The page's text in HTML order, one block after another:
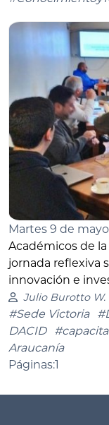
Martes 9 de
Académicos de
jornada reflexiva
innovación e
Julio Burotto W.
#Sede Victoria
DACID
Araucanía
Páginas:1